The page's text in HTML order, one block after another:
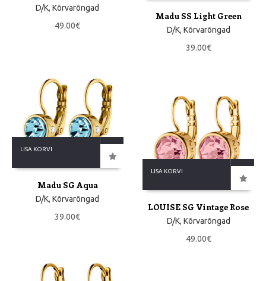
D/K,Kõrvarõngad
49.00€
Madu SS Light Green
D/K, Kõrvarõngad
39.00€
LISA KORVI
Madu SG Aqua
D/K,Kõrvarõngad
39.00€
LISA KORVI
LOUISE SG Vintage Rose
D/K, Kõrvarõngad
49.00€